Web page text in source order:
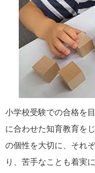
小学校受験での合格を
に合わせた知育教育を
の個性を大切に、それ
り、苦手なことも着実